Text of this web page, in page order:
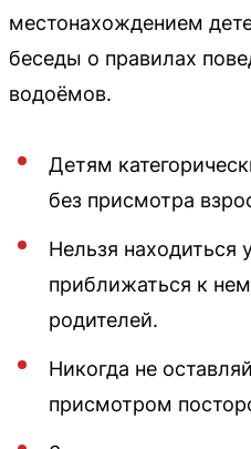
местонахождением
беседы о правилах
водоёмов.
Детям
без присмотра
Нельзя находиться
приближаться к
родителей.
Никогда не
присмотром